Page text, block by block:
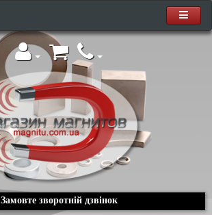
Замовте зворотній дзвінок